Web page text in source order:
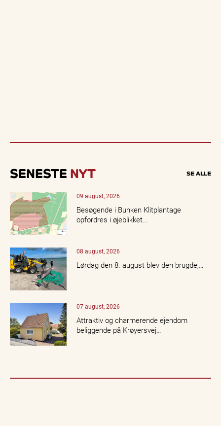
SENESTE NYT SE ALLE
09 august, 2026
Besøgende i Bunken Klitplantage
opfordres i øjeblikket…
08 august, 2026
Lørdag den 8. august blev den brugde,…
07 august, 2026
Attraktiv og charmerende ejendom
beliggende på Krøyersvej…